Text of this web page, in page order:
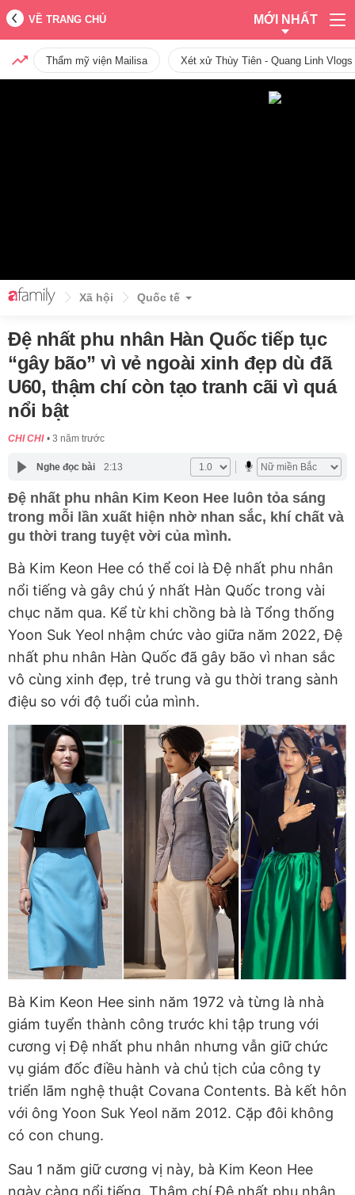
VỀ TRANG CHỦ MỚI NHẤT
Thẩm mỹ viện Mailisa Xét xử Thùy Tiên - Quang Linh
Xã hội Quốc tế
Đệ nhất phu nhân Hàn Quốc tiếp tục
“gây bão” vì vẻ ngoài xinh đẹp dù đã
U60, thậm chí còn tạo tranh cãi vì quá
nổi bật
CHI CHI 3 năm trước
Nghe đọc bài 2:13
Đệ nhất phu nhân Kim Keon Hee luôn tỏa sáng
trong mỗi lần xuất hiện nhờ nhan sắc, khí chất và
gu thời trang tuyệt vời của mình.
Bà Kim Keon Hee có thể coi là Đệ nhất phu nhân
nổi tiếng và gây chú ý nhất Hàn Quốc trong vài
chục năm qua. Kể từ khi chồng bà là Tổng thống
Yoon Suk Yeol nhậm chức vào giữa năm 2022, Đệ
nhất phu nhân Hàn Quốc đã gây bão vì nhan sắc
vô cùng xinh đẹp, trẻ trung và gu thời trang sành
điệu so với độ tuổi của mình.
Bà Kim Keon Hee sinh năm 1972 và từng là nhà
giám tuyển thành công trước khi tập trung với
cương vị Đệ nhất phu nhân nhưng vẫn giữ chức
vụ giám đốc điều hành và chủ tịch của công ty
triển lãm nghệ thuật Covana Contents. Bà kết hôn
với ông Yoon Suk Yeol năm 2012. Cặp đôi không
có con chung.
Sau 1 năm giữ cương vị này, bà Kim Keon Hee
ngày càng nổi tiếng. Thậm chí Đệ nhất phu nhân